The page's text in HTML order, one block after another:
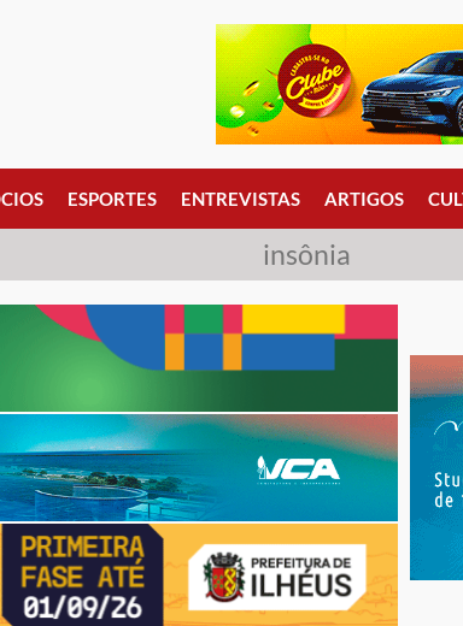
ESPORTES ENTREVISTAS ARTIGOS
insônia